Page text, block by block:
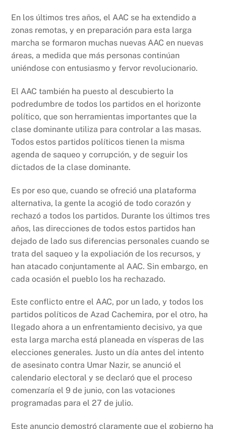
En los últimos tres años, el AAC se ha extendido a
zonas remotas, y en preparación para esta larga
marcha se formaron muchas nuevas AAC en nuevas
áreas, a medida que más personas continúan
uniéndose con entusiasmo y fervor revolucionario.
El AAC también ha puesto al descubierto la
podredumbre de todos los partidos en el horizonte
político, que son herramientas importantes que la
clase dominante utiliza para controlar a las masas.
Todos estos partidos políticos tienen la misma
agenda de saqueo y corrupción, y de seguir los
dictados de la clase dominante.
Es por eso que, cuando se ofreció una plataforma
alternativa, la gente la acogió de todo corazón y
rechazó a todos los partidos. Durante los últimos tres
años, las direcciones de todos estos partidos han
dejado de lado sus diferencias personales cuando se
trata del saqueo y la expoliación de los recursos, y
han atacado conjuntamente al AAC. Sin embargo, en
cada ocasión el pueblo los ha rechazado.
Este conflicto entre el AAC, por un lado, y todos los
partidos políticos de Azad Cachemira, por el otro, ha
llegado ahora a un enfrentamiento decisivo, ya que
esta larga marcha está planeada en vísperas de las
elecciones generales. Justo un día antes del intento
de asesinato contra Umar Nazir, se anunció el
calendario electoral y se declaró que el proceso
comenzaría el 9 de junio, con las votaciones
programadas para el 27 de julio.
Este anuncio demostró claramente que el gobierno ha